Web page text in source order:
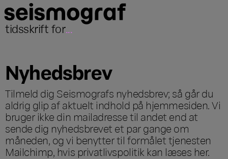
tidsskrift for...
Nyhedsbrev
Tilmeld dig Seismografs nyhedsbrev; så går du
aldrig glip af aktuelt indhold på hjemmesiden. Vi
bruger ikke din mailadresse til andet end at
sende dig nyhedsbrevet et par gange om
måneden, og vi benytter til formålet tjenesten
Mailchimp, hvis privatlivspolitik kan læses her.